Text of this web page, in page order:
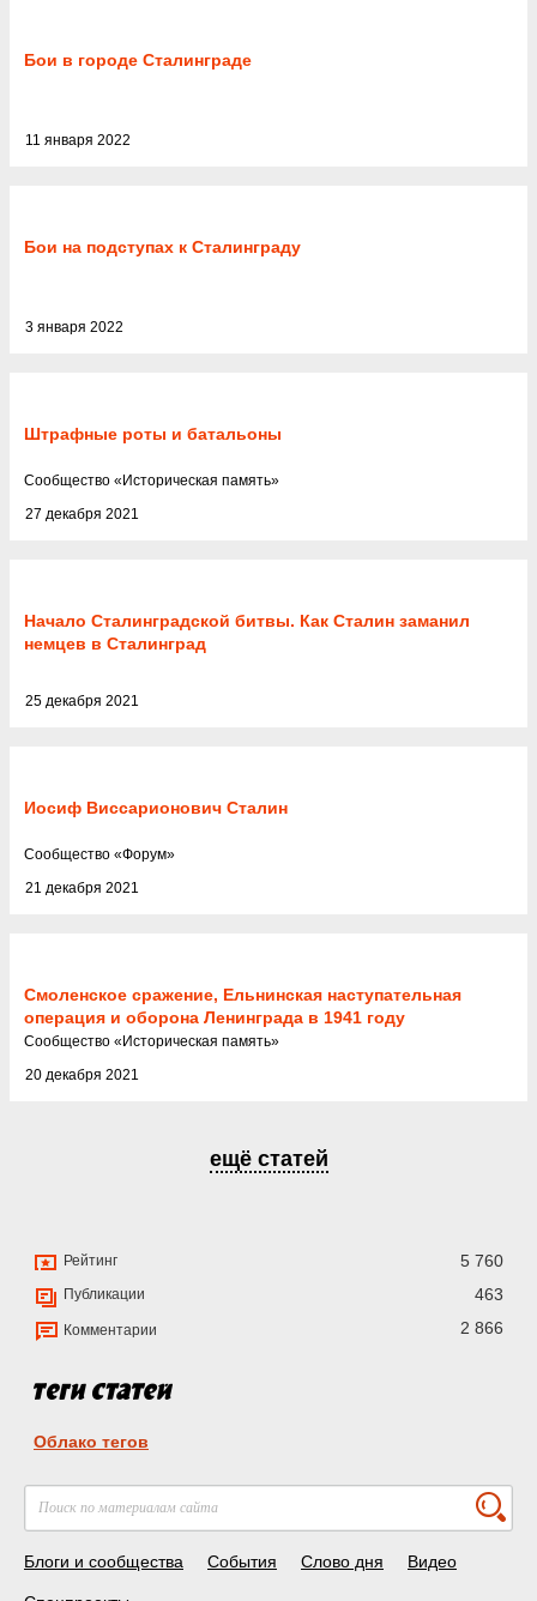
Бои в городе Сталинграде
11 января 2022
Бои на подступах к Сталинграду
3 января 2022
Штрафные роты и батальоны
27 декабря 2021
Cообщество « Историческая память»
Начало Сталинградской битвы. Как Сталин заманил
немцев в Сталинград
25 декабря 2021
Иосиф Виссарионович Сталин
21 декабря 2021
Cообщество «Форум»
Смоленское сражение, Ельнинская наступательная
операция и оборона Ленинграда в 1941 году
20 декабря 2021
Cообщество « Историческая память»
ещё статей
Рейтинг 5 760
Публикации 463
Комментарии 2 866
Облако тегов
Блоги и сообщества События Слово дня Видео